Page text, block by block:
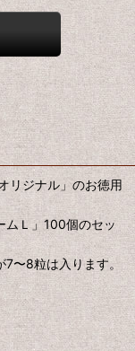
リジナル」のお徳用
ムＬ」100個のセッ
〜8粒は入ります。